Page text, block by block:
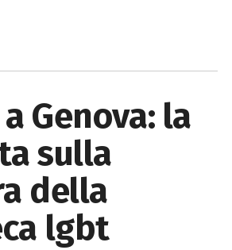
Genova: la
sulla
della
lgbt